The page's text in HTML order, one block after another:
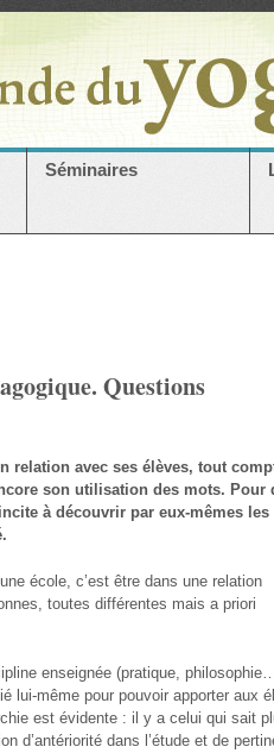
Séminaires
Questions
relation avec ses élèves, tout
son utilisation des mots. Pour
à découvrir par eux-mêmes
école, c’est être dans une relation
toutes différentes mais a priori
enseignée (pratique,
lui-même pour pouvoir apporter aux
est évidente : il y a celui qui sait
d’antériorité dans l’étude et de